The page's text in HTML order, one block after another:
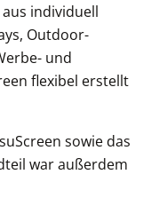
individuell
Outdoor-
und
flexibel erstellt
sowie das
war außerdem